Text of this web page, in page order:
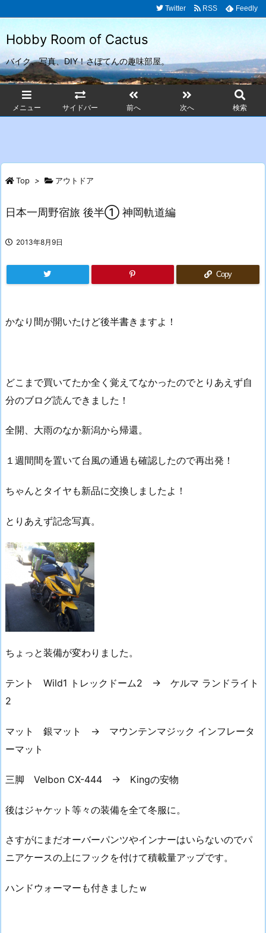
Hobby Room of Cactus
バイク、写真、DIY！さぼてんの趣味部屋。
メニュー サイドバー 前へ 次へ 検索
Twitter RSS Feedly
Top > アウトドア
日本一周野宿旅 後半① 神岡軌道編
2013年8月9日
Copy
かなり間が開いたけど後半書きますよ！
どこまで買いてたか全く覚えてなかったのでとりあえず自
分のブログ読んできました！
全開、大雨のなか新潟から帰還。
１週間間を置いて台風の通過も確認したので再出発！
ちゃんとタイヤも新品に交換しましたよ！
とりあえず記念写真。
ちょっと装備が変わりました。
テント Wild1 トレックドーム2 → ケルマ ランドライト
2
マット 銀マット → マウンテンマジック インフレータ
ーマット
三脚 Velbon CX-444 → Kingの安物
後はジャケット等々の装備を全て冬服に。
さすがにまだオーバーパンツやインナーはいらないのでパ
ニアケースの上にフックを付けて積載量アップです。
ハンドウォーマーも付きましたｗ